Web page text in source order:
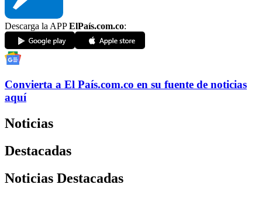
Descarga la APPElPaís.com.co:
Convierta a El País.com.co en su fuente de noticias
aquí
Noticias
Destacadas
Noticias Destacadas